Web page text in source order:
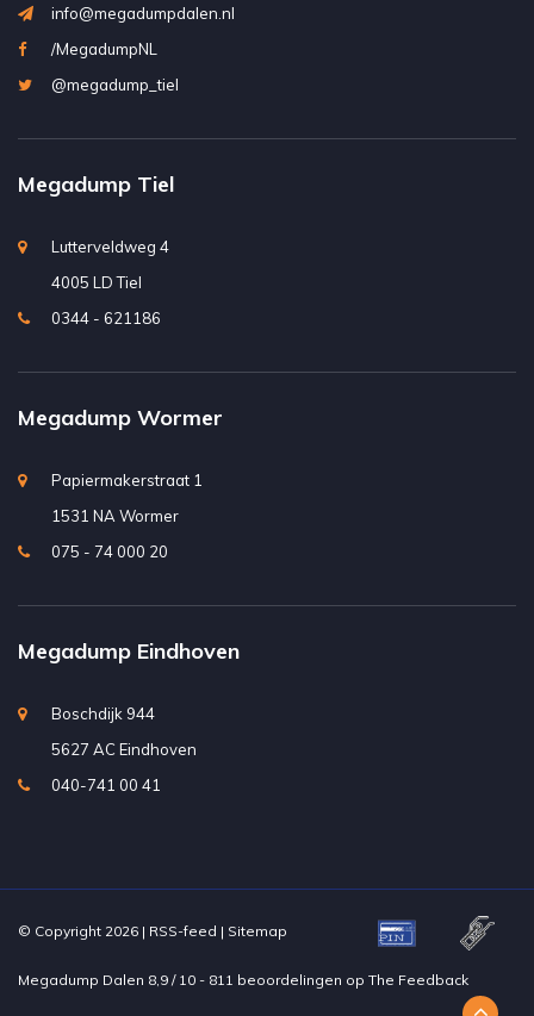
info@megadumpdalen.nl
/MegadumpNL
@megadump_tiel
Megadump Tiel
Lutterveldweg 4
4005 LD Tiel
0344 - 621186
Megadump Wormer
Papiermakerstraat 1
1531 NA Wormer
075 - 74 000 20
Megadump Eindhoven
Boschdijk 944
5627 AC Eindhoven
040-741 00 41
© Copyright 2026 | RSS-feed | Sitemap
Megadump Dalen 8,9 / 10 - 811 beoordelingen op The Feedback